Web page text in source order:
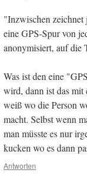
"Inzwischen zeichnet
eine GPS-Spur von
anonymisiert, auf die
Was ist den eine
wird, dann ist das mit
weiß wo die Person
macht. Selbst wenn
man müsste es nur
kucken wo es dann
Antworten